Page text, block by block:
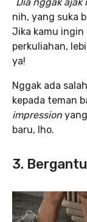
nih, yang suka
Jika kamu
perkuliahan,
ya!
Nggak ada
kepada teman
impression
baru, lho.
3.